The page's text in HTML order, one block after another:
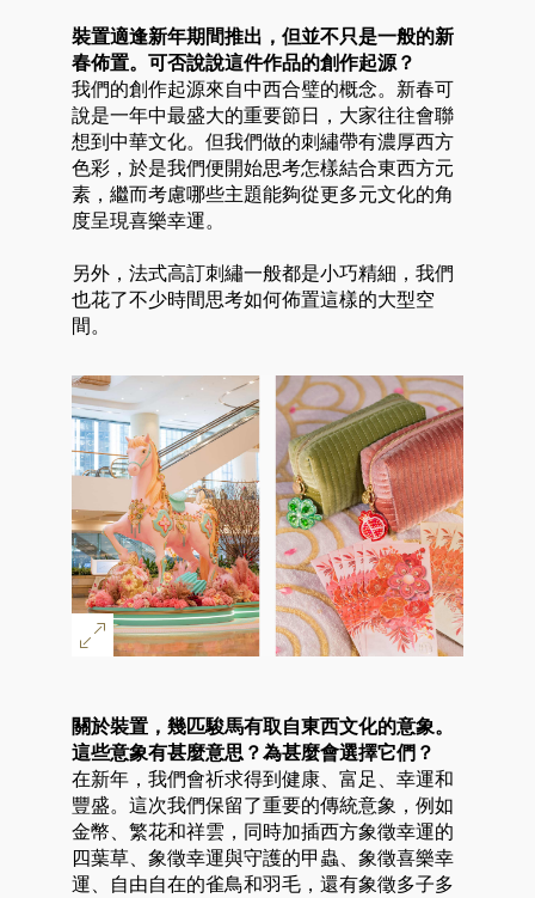
裝置適逢新年期間推出，但並不只是一般的新
春佈置。可否說說這件作品的創作起源？
我們的創作起源來自中西合璧的概念。新春可
說是一年中最盛大的重要節日，大家往往會聯
想到中華文化。但我們做的刺繡帶有濃厚西方
色彩，於是我們便開始思考怎樣結合東西方元
素，繼而考慮哪些主題能夠從更多元文化的角
度呈現喜樂幸運。
另外，法式高訂刺繡一般都是小巧精細，我們
也花了不少時間思考如何佈置這樣的大型空
間。
關於裝置，幾匹駿馬有取自東西文化的意象。
這些意象有甚麼意思？為甚麼會選擇它們？
在新年，我們會祈求得到健康、富足、幸運和
豐盛。這次我們保留了重要的傳統意象，例如
金幣、繁花和祥雲，同時加插西方象徵幸運的
四葉草、象徵幸運與守護的甲蟲、象徵喜樂幸
運、自由自在的雀鳥和羽毛，還有象徵多子多
好